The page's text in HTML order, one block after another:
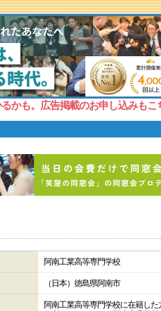
かも。広告掲載のお申し込みもこ
阿南工業高等専門学校
（日本）徳島県阿南市
阿南工業高等専門学校に在籍し